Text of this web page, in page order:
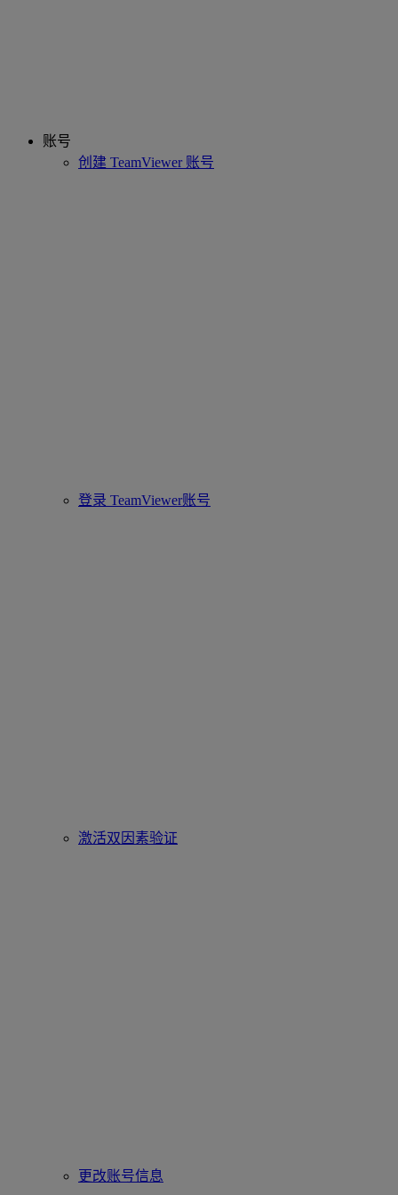
账号
创建 TeamViewer 账号
登录 TeamViewer账号
激活双因素验证
更改账号信息